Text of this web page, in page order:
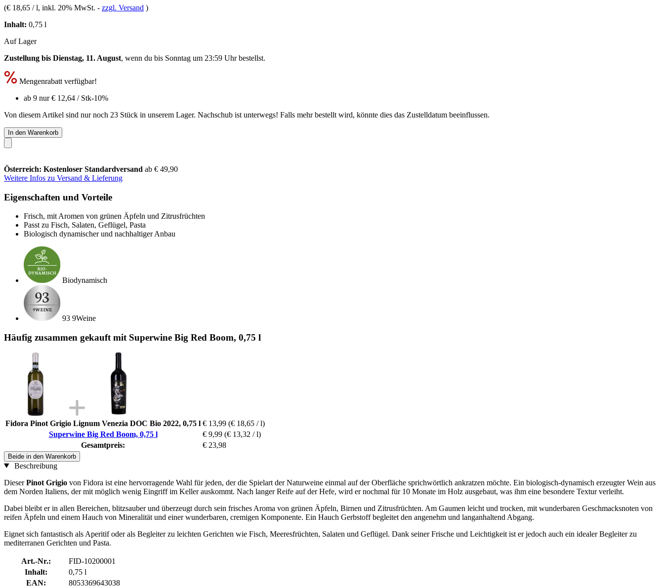
(€ 18,65 / l, inkl. 20% MwSt. - zzgl. Versand )
Inhalt: 0,75 l
Auf Lager
Zustellung bis Dienstag, 11. August, wenn du bis Sonntag um 23:59 Uhrbestellst.
Mengenrabatt verfügbar!
ab 9 nur€ 12,64 / Stk-10%
Von diesem Artikel sind nur noch 23 Stück in unserem Lager. Nachschub ist unterwegs! Falls mehr bestellt wird, könnte dies das Zustelldatum beeinflussen.
In den Warenkorb
Österreich: Kostenloser Standardversand ab € 49,90
Weitere Infos zu Versand & Lieferung
Eigenschaften und Vorteile
Frisch, mit Aromen von grünen Äpfeln und Zitrusfrüchten
Passt zu Fisch, Salaten, Geflügel, Pasta
Biologisch dynamischer und nachhaltiger Anbau
Biodynamisch
93 9Weine
Häufig zusammen gekauft mit Superwine Big Red Boom, 0,75 l
Fidora Pinot Grigio Lignum Venezia DOC Bio 2022, 0,75 l € 13,99 (€ 18,65 / l)
Superwine Big Red Boom, 0,75 l
€ 9,99 (€ 13,32 / l)
Gesamtpreis:
€ 23,98
Beide in den Warenkorb
Beschreibung
DieserPinot Grigio von Fidora ist eine hervorragende Wahl für jeden, der die Spielart der Naturweine einmal auf der Oberfläche sprichwörtlich ankratzen möchte. Ein biologisch-dynamisch erzeugter Wein aus
dem Norden Italiens, der mit möglich wenig Eingriff im Keller auskommt. Nach langer Reife auf der Hefe, wird er nochmal für 10 Monate im Holz ausgebaut, was ihm eine besondere Textur verleiht.
Dabei bleibt er in allen Bereichen, blitzsauber und überzeugt durch sein frisches Aroma von grünen Äpfeln, Birnen und Zitrusfrüchten. Am Gaumen leicht und trocken, mit wunderbaren Geschmacksnoten von
reifen Äpfeln und einem Hauch von Mineralität und einer wunderbaren, cremigen Komponente. Ein Hauch Gerbstoff begleitet den angenehm und langanhaltend Abgang.
Eignet sich fantastisch als Aperitif oder als Begleiter zu leichten Gerichten wie Fisch, Meeresfrüchten, Salaten und Geflügel. Dank seiner Frische und Leichtigkeit ist er jedoch auch ein idealer Begleiter zu
mediterranen Gerichten und Pasta.
Art.-Nr.:
FID-10200001
Inhalt:
0,75 l
EAN:
8053369643038